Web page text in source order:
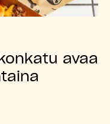
avaa